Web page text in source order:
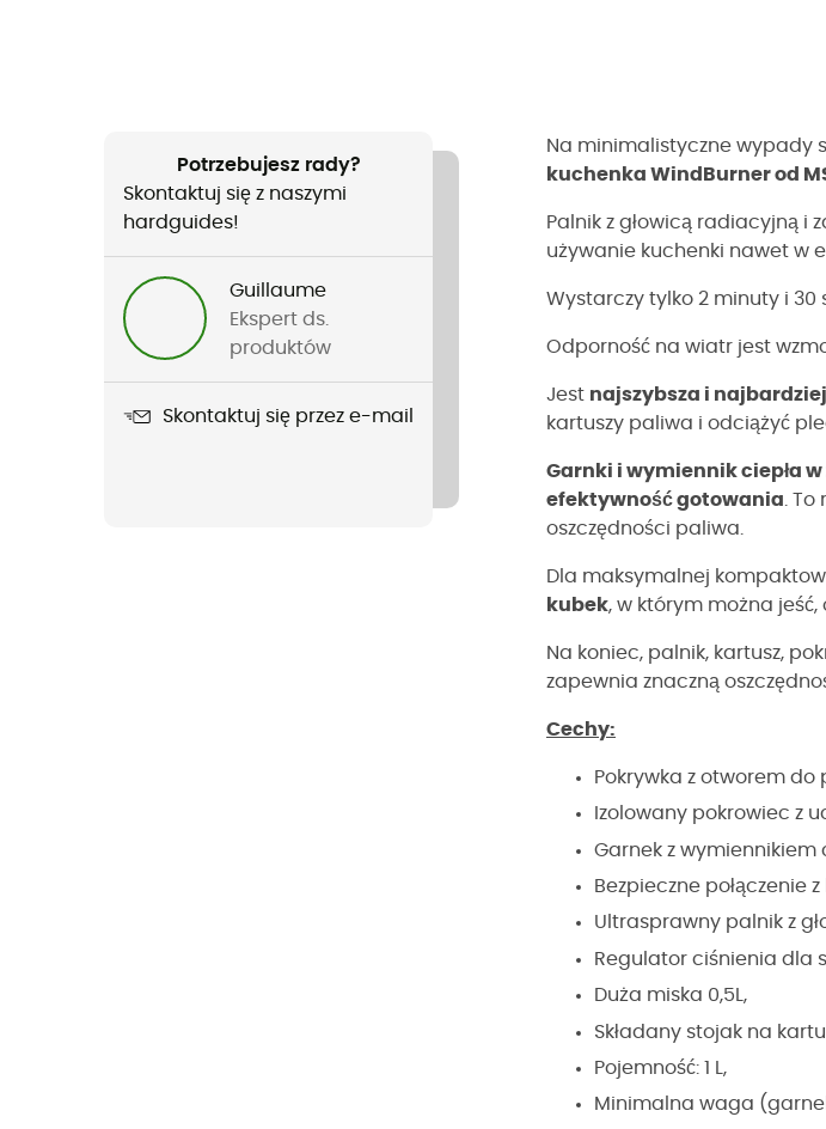
Potrzebujesz rady?
Skontaktuj się z naszymi
hardguides!
Guillaume
Ekspert ds.
produktów
Skontaktuj się przez e-mail
Na minimalistyczne wypady
kuchenka WindBurner od
Palnik z głowicą radiacyjną i
używanie kuchenki nawet w
Wystarczy tylko 2 minuty i 30
Odporność na wiatr jest
Jest najszybsza i
kartuszy paliwa i odciążyć
Garnki i wymiennik ciepła
efektywność gotowania .
oszczędności paliwa.
Dla maksymalnej
kubek, w którym można
Na koniec, palnik, kartusz,
zapewnia znaczną
Cechy:
Pokrywka z otworem do
Izolowany pokrowiec z
Garnek z wymiennikiem
Bezpieczne połączenie
Ultrasprawny palnik z
Regulator ciśnienia dla
Duża miska 0,5L,
Składany stojak na
Pojemność: 1 L,
Minimalna waga